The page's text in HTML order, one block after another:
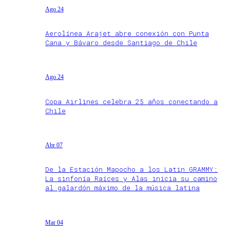
Ago 24
Aerolínea Arajet abre conexión con Punta
Cana y Bávaro desde Santiago de Chile
Ago 24
Copa Airlines celebra 25 años conectando a
Chile
Abr 07
De la Estación Mapocho a los Latin GRAMMY:
La sinfonía Raíces y Alas inicia su camino
al galardón máximo de la música latina
Mar 04